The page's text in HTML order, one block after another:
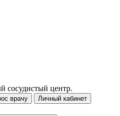
сосудистый центр.
врачу
Личный кабинет